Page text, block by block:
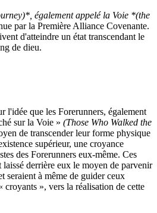
également appelé la Voie *(the
par la Première Alliance Covenante.
d'atteindre un état transcendant le
de dieu.
l'idée que les Forerunners, également
sur la Voie » (Those Who Walked the
de transcender leur forme physique
supérieur, une croyance
des Forerunners eux-même. Ces
laissé derrière eux le moyen de parvenir
seraient à même de guider ceux
croyants », vers la réalisation de cette